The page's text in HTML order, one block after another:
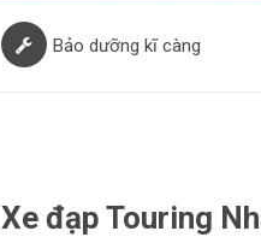
Bảo dưỡng kĩ càng
Xe đạp Touring